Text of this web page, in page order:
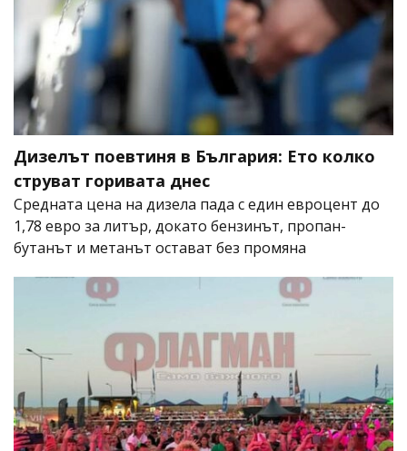
Дизелът поевтиня в България: Ето колко
струват горивата днес
Средната цена на дизела пада с един евроцент до
1,78 евро за литър, докато бензинът, пропан-
бутанът и метанът остават без промяна